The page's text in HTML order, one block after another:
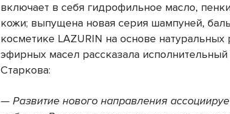
включает в себя гидрофильное масло,
кожи; выпущена новая серия шампуней,
косметике LAZURIN на основе натуральных
эфирных масел рассказала
Старкова:
— Развитие нового направления